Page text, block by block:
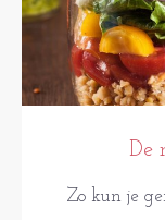
De
Zo kun je